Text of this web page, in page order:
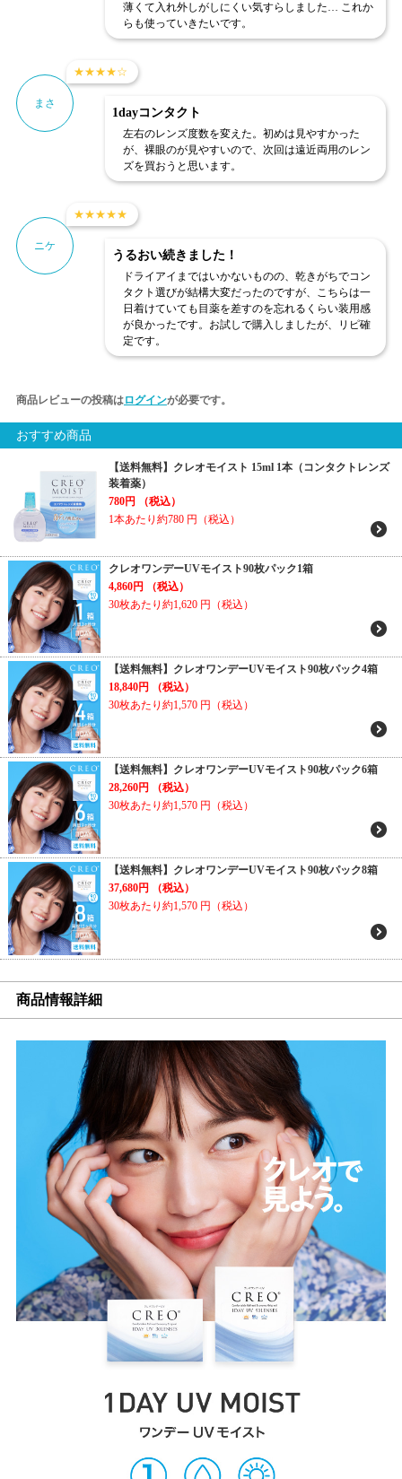
薄くて入れ外しがしにくい気すらしました… これか
らも使っていきたいです。
★★★★☆
まさ
1dayコンタクト
左右のレンズ度数を変えた。初めは見やすかった
が、裸眼のが見やすいので、次回は遠近両用のレン
ズを買おうと思います。
★★★★★
ニケ
うるおい続きました！
ドライアイまではいかないものの、乾きがちでコン
タクト選びが結構大変だったのですが、こちらは一
日着けていても目薬を差すのを忘れるくらい装用感
が良かったです。お試しで購入しましたが、リピ確
定です。
商品レビューの投稿はログインが必要です。
おすすめ商品
【送料無料】クレオモイスト 15ml 1本（コンタクトレンズ
装着薬）
780円
（税込）
1本あたり約780 円（税込）
クレオワンデーUVモイスト90枚パック1箱
4,860円
（税込）
30枚あたり約1,620 円（税込）
【送料無料】クレオワンデーUVモイスト90枚パック4箱
18,840円
（税込）
30枚あたり約1,570 円（税込）
【送料無料】クレオワンデーUVモイスト90枚パック6箱
28,260円
（税込）
30枚あたり約1,570 円（税込）
【送料無料】クレオワンデーUVモイスト90枚パック8箱
37,680円
（税込）
30枚あたり約1,570 円（税込）
商品情報詳細